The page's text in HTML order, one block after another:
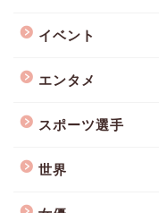
イベント
エンタメ
スポーツ選手
世界